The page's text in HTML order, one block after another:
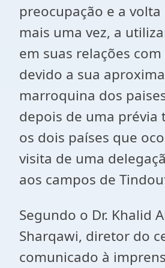
preocupação e a volta
mais uma vez, a
em suas relações
devido a sua
marroquina dos
depois de uma prévia
os dois países que
visita de uma
aos campos de
Segundo o Dr. Khalid
Sharqawi, diretor do
comunicado à